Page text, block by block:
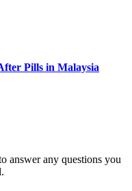
Pills in Malaysia
answer any questions you